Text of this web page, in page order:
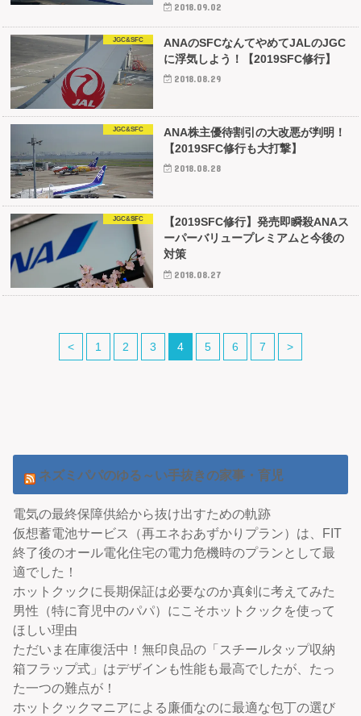
2018.09.02
JGC&SFC
ANAのSFCなんてやめてJALのJGC
に浮気しよう！【2019SFC修行】
2018.08.29
JGC&SFC
ANA株主優待割引の大改悪が判明！
【2019SFC修行も大打撃】
2018.08.28
JGC&SFC
【2019SFC修行】発売即瞬殺ANAス
ーパーバリュープレミアムと今後の
対策
2018.08.27
< 1 2 3 4 5 6 7 >
ネズミパパのゆる～い手抜きの家事・育児
電気の最終保障供給から抜け出すための軌跡
仮想蓄電池サービス（再エネおあずかりプラン）は、FIT
終了後のオール電化住宅の電力危機時のプランとして最
適でした！
ホットクックに長期保証は必要なのか真剣に考えてみた
男性（特に育児中のパパ）にこそホットクックを使って
ほしい理由
ただいま在庫復活中！無印良品の「スチールタップ収納
箱フラップ式」はデザインも性能も最高でしたが、たっ
た一つの難点が！
ホットクックマニアによる廉価なのに最適な包丁の選び